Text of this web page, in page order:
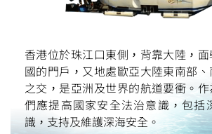
香港位於珠江口東側，背靠大陸，
國的門戶，又地處歐亞大陸東南部
之交，是亞洲及世界的航道要衝。
們應提高國家安全法治意識，包括
識，支持及維護深海安全。